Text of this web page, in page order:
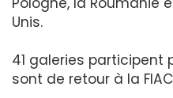
Unis.
41 galeries participent
sont de retour à la